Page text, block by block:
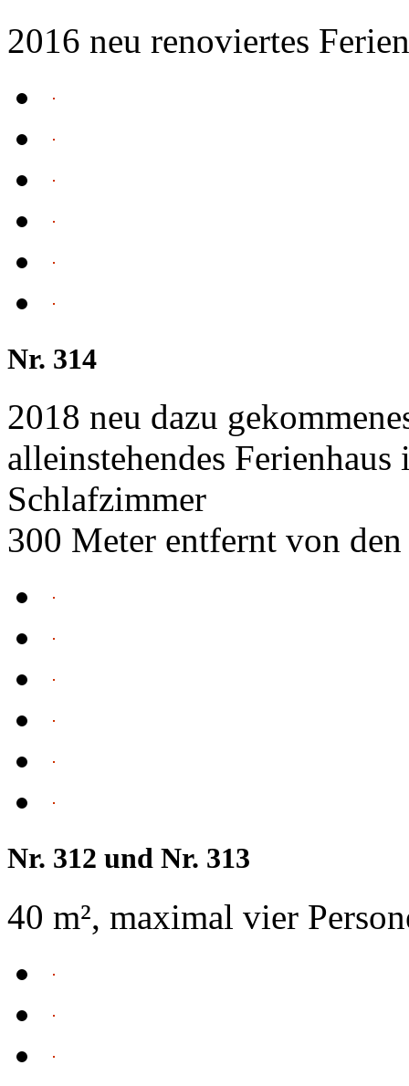
2016 neu renoviertes
Nr. 314
2018 neu dazu
alleinstehendes
Schlafzimmer
300 Meter entfernt von
Nr. 312 und Nr. 313
40 m², maximal vier